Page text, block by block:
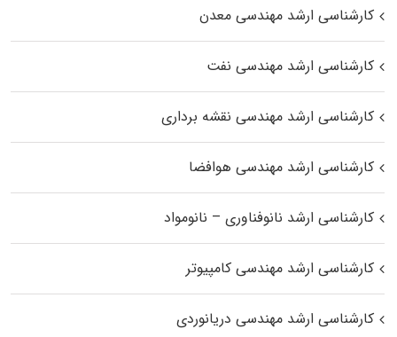
کارشناسی ارشد مهندسی معدن
کارشناسی ارشد مهندسی نفت
کارشناسی ارشد مهندسی نقشه برداری
کارشناسی ارشد مهندسی هوافضا
کارشناسی ارشد نانوفناوری – نانومواد
کارشناسی ارشد مهندسی کامپیوتر
کارشناسی ارشد مهندسی دریانوردی